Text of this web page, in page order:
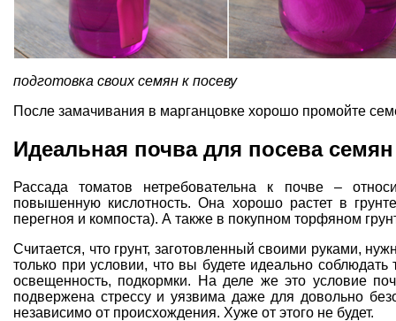
подготовка своих семян к посеву
После замачивания в марганцовке хорошо промойте
Идеальная почва для посева
Рассада томатов нетребовательна к почве –
повышенную кислотность. Она хорошо растет в
перегноя и компоста). А также в покупном торфяном
Считается, что грунт, заготовленный своими руками,
только при условии, что вы будете идеально
освещенность, подкормки. На деле же это условие
подвержена стрессу и уязвима даже для довольно
независимо от происхождения. Хуже от этого не будет.